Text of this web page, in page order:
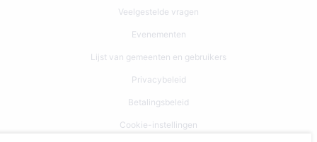
Veelgestelde vragen
Evenementen
Lijst van gemeenten en gebruikers
Privacybeleid
Betalingsbeleid
Cookie-instellingen